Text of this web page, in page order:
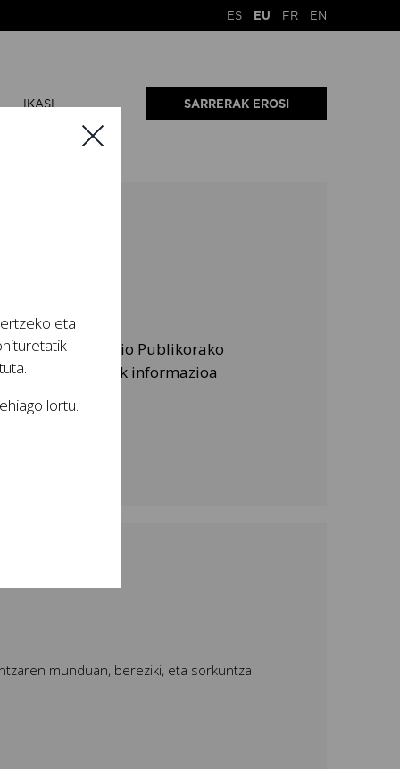
ES EU FR EN
IKASI SARRERAK EROSI
Informazio Publikorako
atal honek informazioa
munduan, bereziki, eta sorkuntza
eta
lortu.